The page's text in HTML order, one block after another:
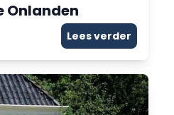
Onlanden
Lees verder